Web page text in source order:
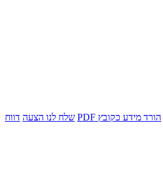
הורד מידע כקובץ PDF שלח לנו הצעה דווח